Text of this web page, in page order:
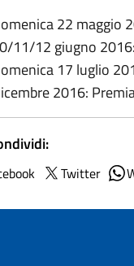
22 maggio
11/12 giugno
17 luglio
2016:
Twitter